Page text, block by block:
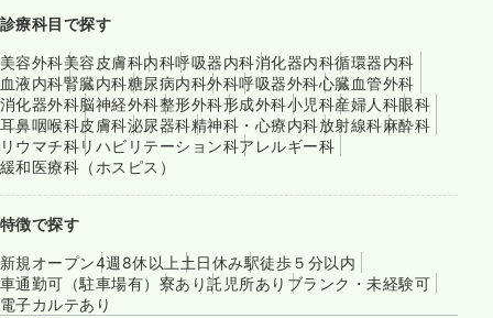
診療科目で探す
美容外科美容皮膚科内科呼吸器内科消化器内科循環器内科
血液内科腎臓内科糖尿病内科外科呼吸器外科心臓血管外科
消化器外科脳神経外科整形外科形成外科小児科産婦人科眼科
耳鼻咽喉科皮膚科泌尿器科精神科・心療内科放射線科麻酔科
リウマチ科リハビリテーション科アレルギー科
緩和医療科（ホスピス）
特徴で探す
新規オープン4週8休以上 土日休み駅徒歩５分以内
車通勤可（駐車場有） 寮あり託児所あり ブランク・未経験可
電子カルテあり